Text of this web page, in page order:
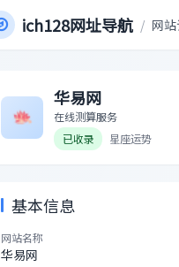
ich128网址导航 / 网
华易网
在线测算服务
已收录
星座运势
基本信息
网站名称
华易网